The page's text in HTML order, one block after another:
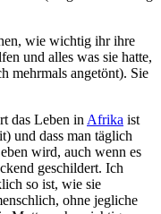
wie wichtig ihr ihre
und alles was sie hatte,
mehrmals angetönt). Sie
das Leben inAfrika ist
und dass man täglich
wird, auch wenn es
geschildert. Ich
so ist, wie sie
ohne jegliche